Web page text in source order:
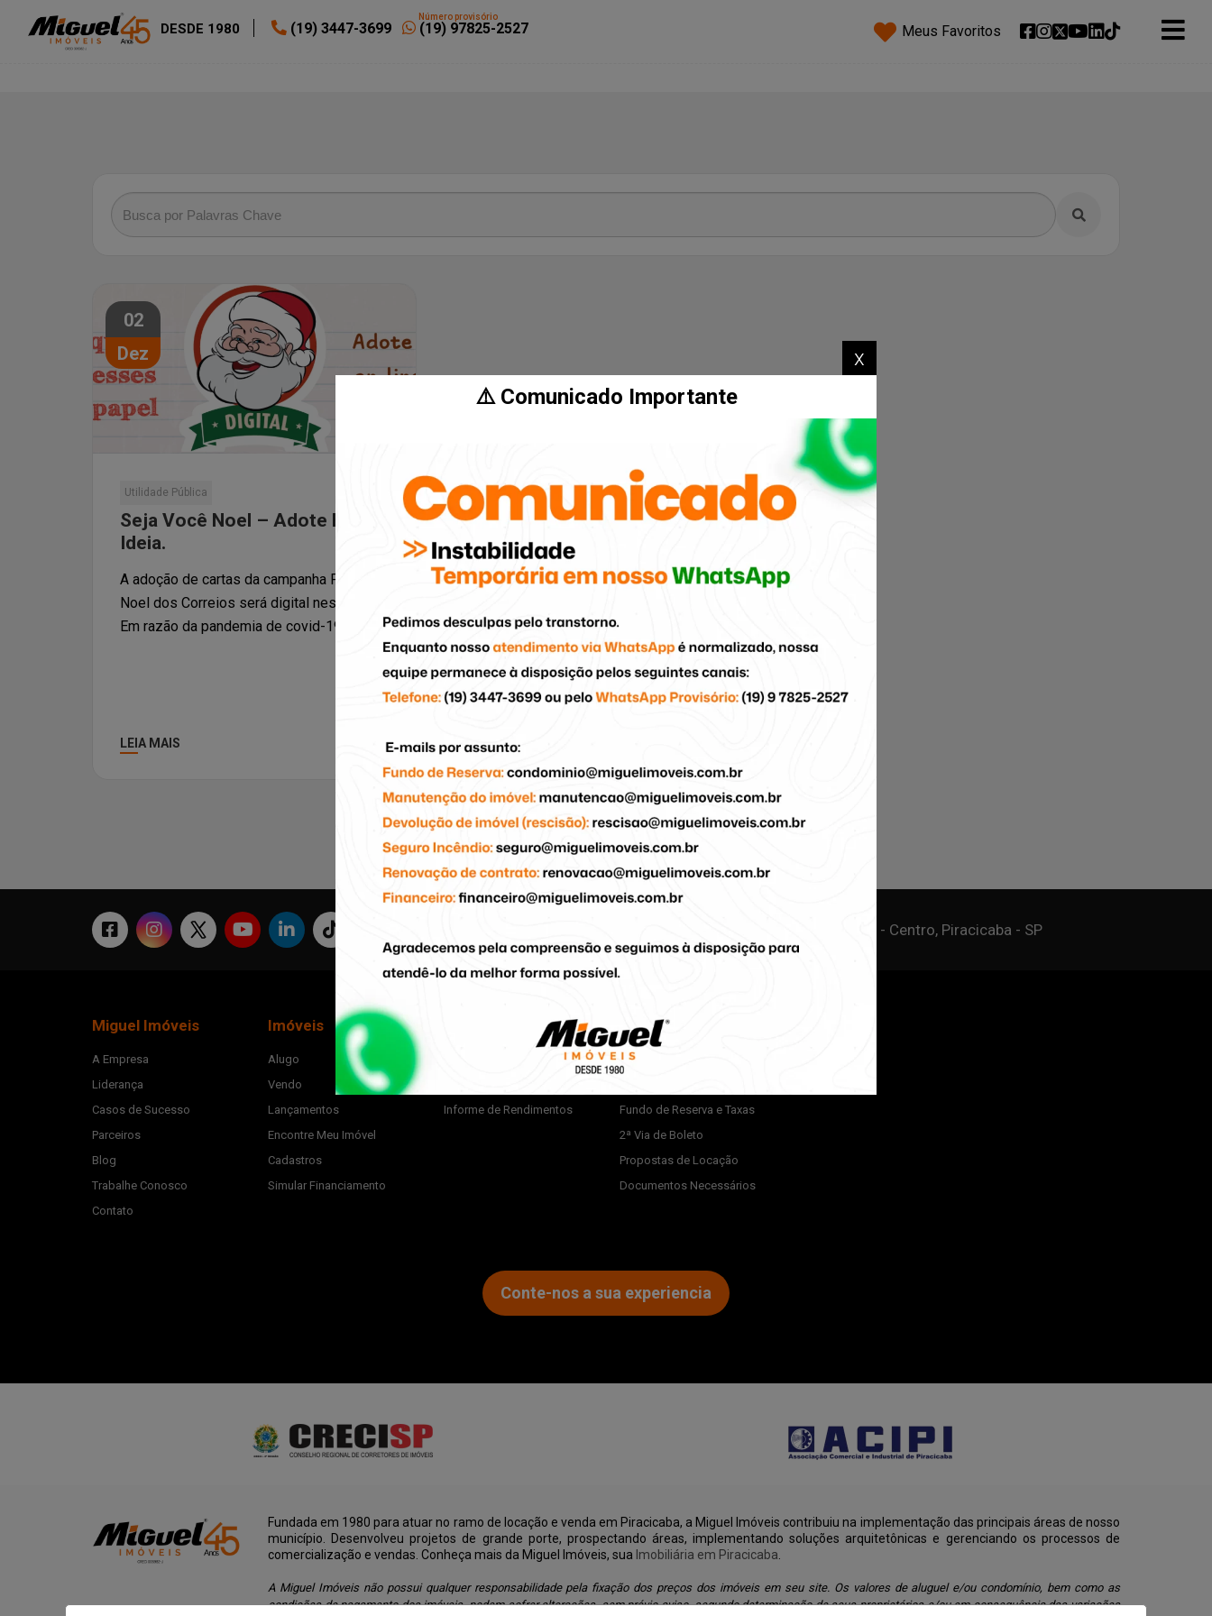
DESDE 1980 (19) 3447-3699 (19) 97825-2527
Número provisório
Meus Favoritos
02
Dez
Utilidade Pública
Seja Você Noel – Adote Essa
Ideia.
A adoção de cartas da campanha Papai
Noel dos Correios será digital neste ano.
Em razão da pandemia de covid-19, […]
LEIA MAIS
Av. Independência, 190 - Centro, Piracicaba - SP
Miguel Imóveis
A Empresa
Liderança
Casos de Sucesso
Parceiros
Blog
Trabalhe Conosco
Contato
Imóveis
Alugo
Vendo
Lançamentos
Encontre Meu Imóvel
Cadastros
Simular Financiamento
Informe de Rendimentos
Inquilinos
Desocupação do imóvel
Fundo de Reserva e Taxas
2ª Via de Boleto
Propostas de Locação
Documentos Necessários
Conte-nos a sua experiencia
Fundada em 1980 para atuar no ramo de locação e venda em Piracicaba, a Miguel Imóveis contribuiu na implementação das principais áreas de nosso
município. Desenvolveu projetos de grande porte, prospectando áreas, implementando soluções arquitetônicas e gerenciando os processos de
comercialização e vendas. Conheça mais da Miguel Imóveis, sua Imobiliária em Piracicaba
A Miguel Imóveis não possui qualquer responsabilidade pela fixação dos preços dos imóveis em seu site. Os valores de aluguel e/ou condomínio, bem como as
condições de pagamento dos imóveis, podem sofrer alterações, sem prévio aviso, segundo determinação de seus proprietários e/ou em consequência das variações
x
⚠️ Comunicado Importante